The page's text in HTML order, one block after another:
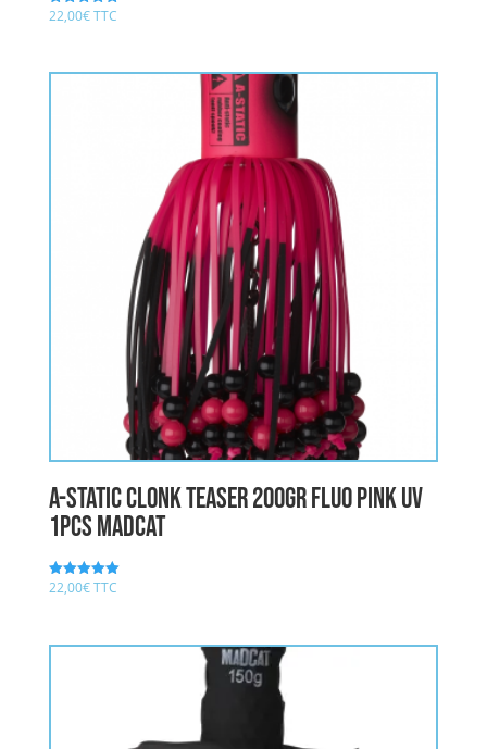
Note
22,00€TTC
A-STATIC CLONK TEASER 200gr FLUO PINK UV
1pcs MADCAT
Note
22,00€TTC